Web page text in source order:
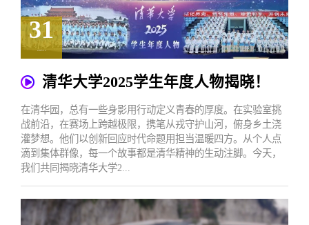
31
2025.12
清华大学2025学生年度人物揭晓！
在清华园，总有一些身影用行动定义青春的厚度。在实验室挑
战前沿，在赛场上跨越极限，携笔从戎守护山河，俯身乡土浇
灌梦想。他们以创新回应时代命题用担当温暖四方。从个人点
滴到集体群像，每一个故事都是清华精神的生动注脚。今天，
我们共同揭晓清华大学2...